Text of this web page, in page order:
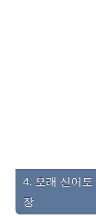
4. 오래 신어
장